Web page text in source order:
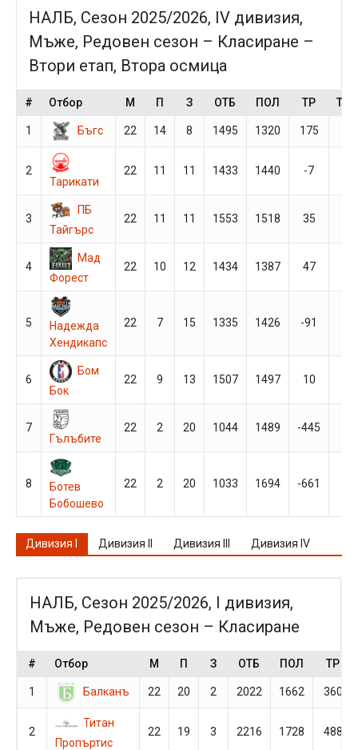
НАЛБ, Сезон 2025/2026, IV дивизия,
Мъже, Редовен сезон – Класиране –
Втори етап, Втора осмица
# Отбор М П З ОТБ ПОЛ ТР ТОЧ
1 Бъгс 22 14 8 1495 1320 175
2
Тарикати
22 11 11 1433 1440 -7
3
ПБ
Тайгърс
22 11 11 1553 1518 35
4
Мад
Форест
22 10 12 1434 1387 47
5
Надежда
Хендикапс
22 7 15 1335 1426 -91
6
Бом
Бок
22 9 13 1507 1497 10
7
Гълъбите
22 2 20 1044 1489 -445
8
Ботев
Бобошево
22 2 20 1033 1694 -661
Дивизия I Дивизия II Дивизия III Дивизия IV
НАЛБ, Сезон 2025/2026, I дивизия,
Мъже, Редовен сезон – Класиране
# Отбор М П З ОТБ ПОЛ ТР
1 Балканъ 22 20 2 2022 1662 360
2
Титан
Пропъртис
22 19 3 2216 1728 488